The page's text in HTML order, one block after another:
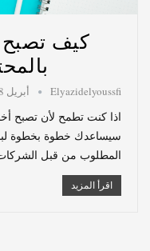
كيف تصبح
Elyazidelyoussfi أبريل 28, 2021
اذا كنت تطمح لأن تصبح
سيساعدك خطوة بخطوة
المطلوب من قبل
اقرأ المزيد